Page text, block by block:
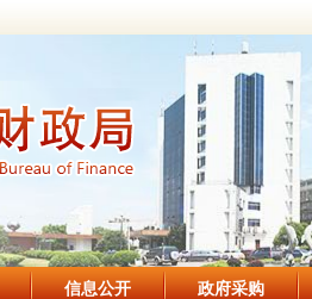
信息公开 政府采购